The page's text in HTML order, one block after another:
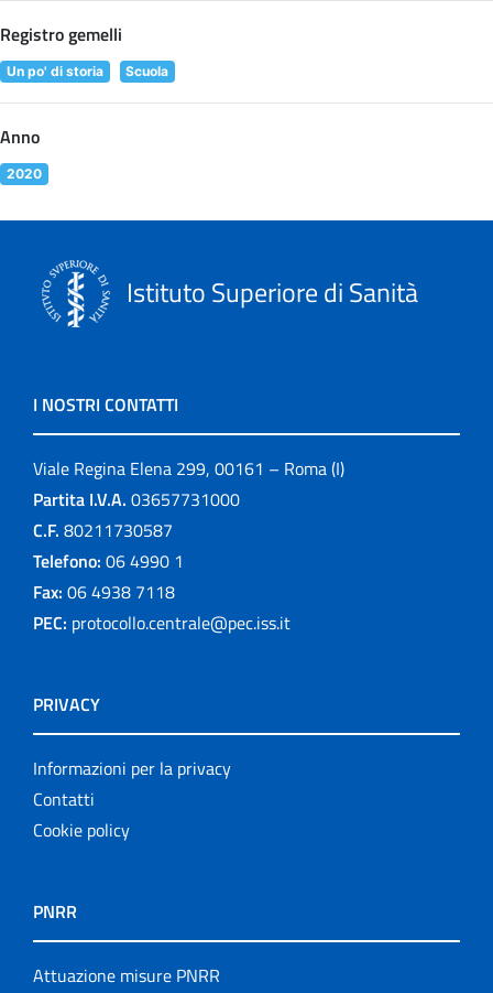
Registro gemelli
Un po' di storia Scuola
Anno
2020
Istituto Superiore di Sanità
I NOSTRI CONTATTI
Viale Regina Elena 299, 00161 – Roma (I)
Partita I.V.A. 03657731000
C.F. 80211730587
Telefono: 06 4990 1
Fax: 06 4938 7118
PEC: protocollo.centrale@pec.iss.it
PRIVACY
Informazioni per la privacy
Contatti
Cookie policy
PNRR
Attuazione misure PNRR